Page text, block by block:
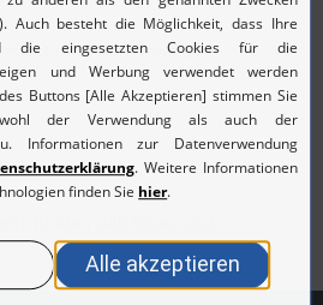
über alle News und